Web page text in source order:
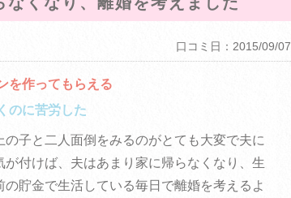
口コミ日：2015/09/07
を作ってもらえる
のに苦労した
子と二人面倒をみるのがとても大変で夫に
付けば、夫はあまり家に帰らなくなり、生
貯金で生活している毎日で離婚を考えるよ